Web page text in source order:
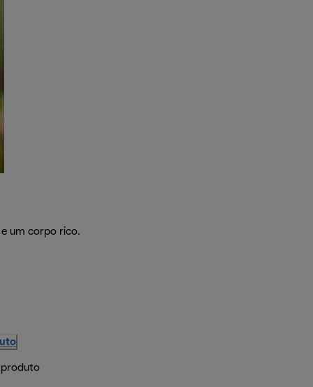
um corpo rico.
produto